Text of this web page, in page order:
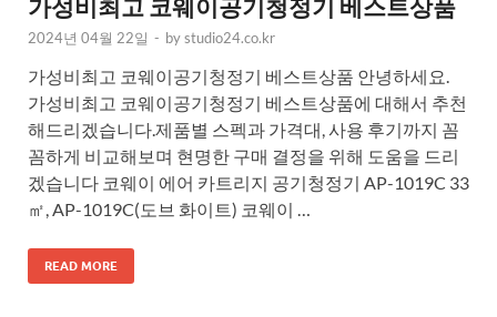
가성비최고 코웨이공기청정기 베스트상품
2024년 04월 22일 - bystudio24.co.kr
가성비최고 코웨이공기청정기 베스트상품 안녕하세요.
가성비최고 코웨이공기청정기 베스트상품에 대해서 추천
해드리겠습니다.제품별 스펙과 가격대, 사용 후기까지 꼼
꼼하게 비교해보며 현명한 구매 결정을 위해 도움을 드리
겠습니다 코웨이 에어 카트리지 공기청정기 AP-1019C 33
㎡, AP-1019C(도브 화이트) 코웨이 …
READ MORE